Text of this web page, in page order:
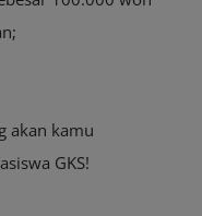
akan kamu
GKS!